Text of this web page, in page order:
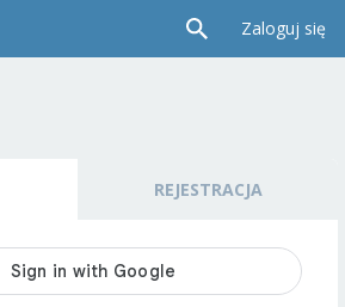
Zaloguj się
REJESTRACJA